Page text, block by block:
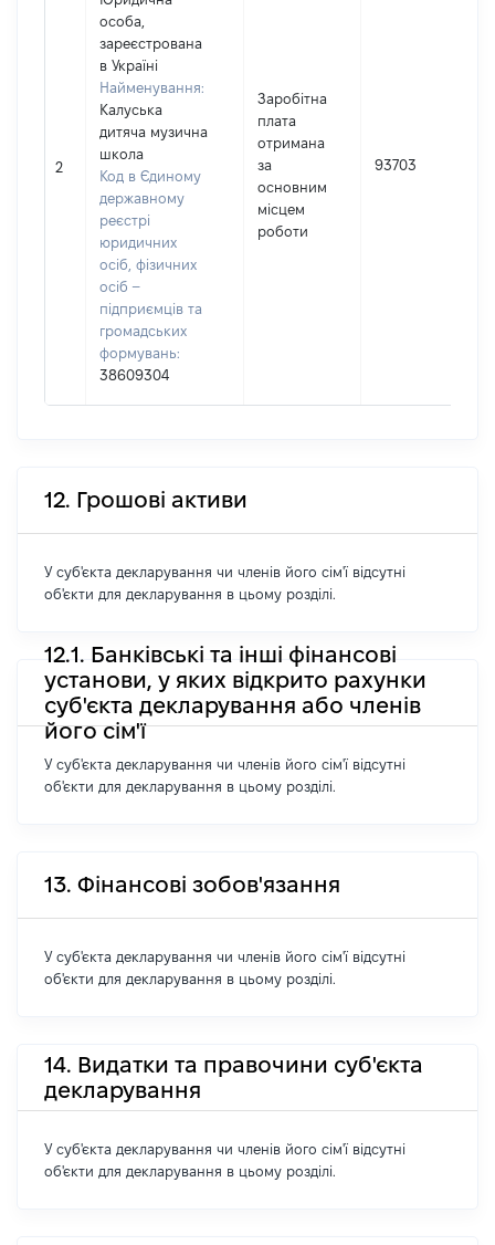
2
особа,
зареєстрована
в Україні
Найменування:
Калуська
дитяча музична
школа
Код в Єдиному
державному
реєстрі
юридичних
осіб, фізичних
осіб –
підприємців та
громадських
формувань:
38609304
Заробітна
плата
отримана
за
основним
місцем
роботи
93703
12. Грошові активи
У суб'єкта декларування чи членів його сім'ї відсутні
об'єкти для декларування в цьому розділі.
12.1. Банківські та інші фінансові
установи, у яких відкрито рахунки
суб'єкта декларування або членів
його сім'ї
У суб'єкта декларування чи членів його сім'ї відсутні
об'єкти для декларування в цьому розділі.
13. Фінансові зобов'язання
У суб'єкта декларування чи членів його сім'ї відсутні
об'єкти для декларування в цьому розділі.
14. Видатки та правочини суб'єкта
декларування
У суб'єкта декларування чи членів його сім'ї відсутні
об'єкти для декларування в цьому розділі.